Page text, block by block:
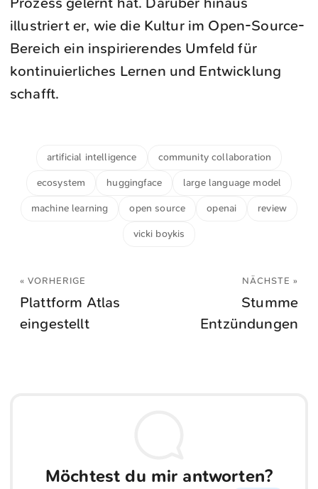
illustriert er, wie die Kultur im Open-Source-
Bereich ein inspirierendes Umfeld für
kontinuierliches Lernen und Entwicklung
schafft.
artificial intelligence community collaboration
ecosystem huggingface large language model
machine learning open source openai review
vicki boykis
« VORHERIGE
Plattform Atlas
eingestellt
NÄCHSTE »
Stumme
Entzündungen
Möchtest du mir antworten?